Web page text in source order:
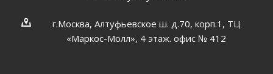
г.Москва, Алтуфьевское ш. д.70, корп.1, ТЦ
«Маркос-Молл», 4 этаж. офис № 412